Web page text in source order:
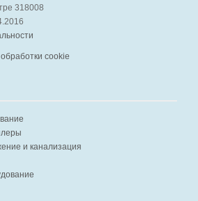
318008
cookie
и канализация